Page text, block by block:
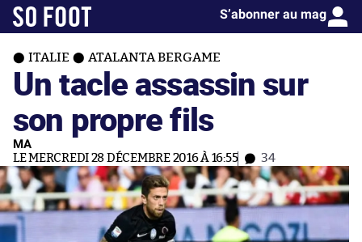
S’abonner au mag
ITALIE ATALANTA BERGAME
Un tacle assassin sur
son propre fils
MA
LE MERCREDI 28 DÉCEMBRE 2016 À 16:55 34